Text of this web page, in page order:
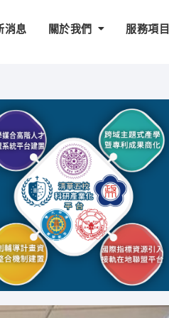
消息 關於我們 服務項目